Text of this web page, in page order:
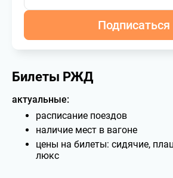
Подписаться
Билеты РЖД
актуальные:
расписание поездов
наличие мест в вагоне
цены на билеты: сидячие,
люкс